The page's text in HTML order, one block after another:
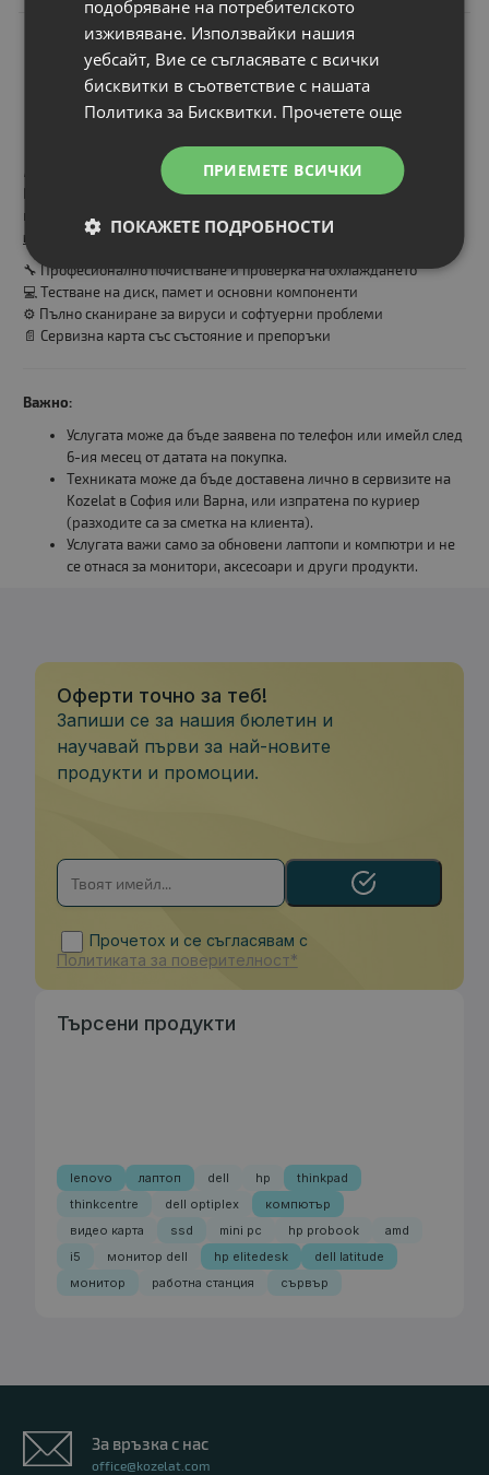
* Инсталираната операционна система е съобразена с
поколението на процесора и изискванията на Microsoft.
Всеки клиент, закупил лаптоп или компютър в рамките на
кампанията, получава
профилактика , която включва:
🔧 Професионално почистване и проверка на охлаждането
💻 Тестване на диск, памет и основни компоненти
⚙️ Пълно сканиране за вируси и софтуерни проблеми
📄 Сервизна карта със състояние и препоръки
Важно:
Услугата може да бъде заявена по телефон или имейл след
6-ия месец от датата на покупка.
Техниката може да бъде доставена лично в сервизите на
Kozelat в София или Варна, или изпратена по куриер
(разходите са за сметка на клиента).
Услугата важи само за обновени лаптопи и компютри и не
се отнася за монитори, аксесоари и други продукти.
Оферти точно за теб!
Запиши се за нашия бюлетин и
научавай първи за най-новите
продукти и промоции.
Прочетох и се съгласявам с
Политиката за поверителност*
Търсени продукти
lenovo лаптоп dell hp
thinkpad
thinkcentre
dell optiplex
компютър
видео карта
ssd mini pc hp probook
amd
i5
монитор dell hp elitedesk
dell latitude
монитор
работна станция сървър
За връзка с нас
office@kozelat.com
подобряване на потребителското
изживяване. Използвайки нашия
уебсайт, Вие се съгласявате с всички
бисквитки в съответствие с нашата
Политика за Бисквитки. Прочетете още
ПРИЕМЕТЕ ВСИЧКИ
ПОКАЖЕТЕ ПОДРОБНОСТИ